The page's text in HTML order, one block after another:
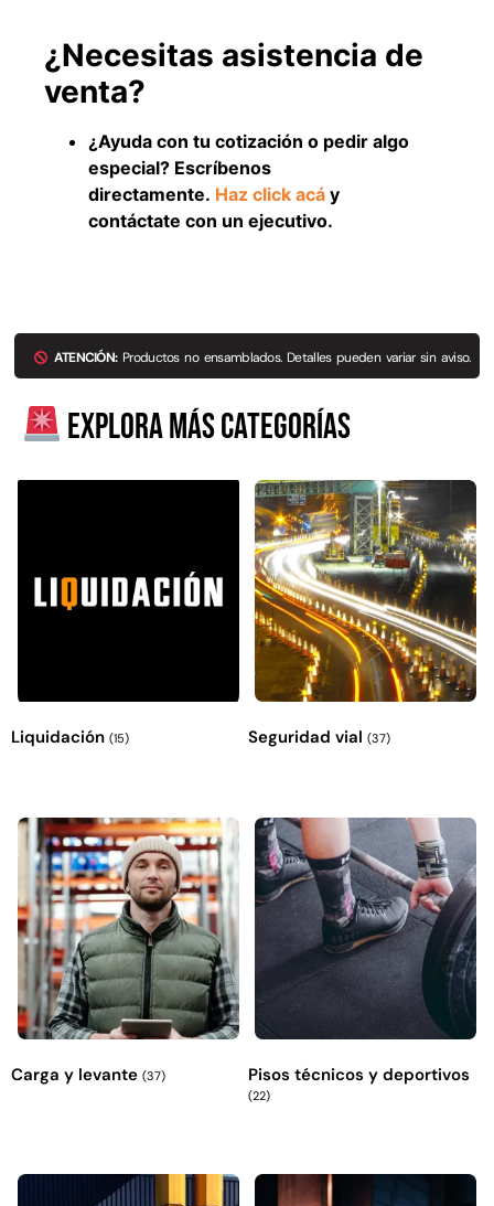
¿Necesitas asistencia de
venta?
¿Ayuda con tu cotización o pedir algo
especial? Escríbenos
directamente. Haz click acá y
contáctate con un ejecutivo.
ATENCIÓN:Productos no ensamblados. Detalles pueden variar sin aviso.
Explora más categorías
Liquidación (15) Seguridad vial (37)
Carga y levante (37) Pisos técnicos y deportivos
(22)
$803.797
Explora más productos